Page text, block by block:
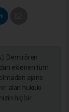
Demirören
eklenen tüm
ajans
alan hukuki
hiç bir